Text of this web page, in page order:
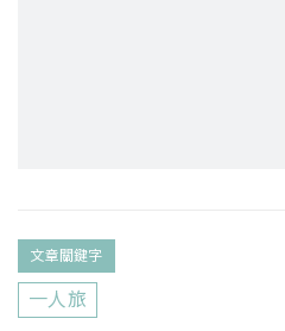
文章關鍵字
一人旅